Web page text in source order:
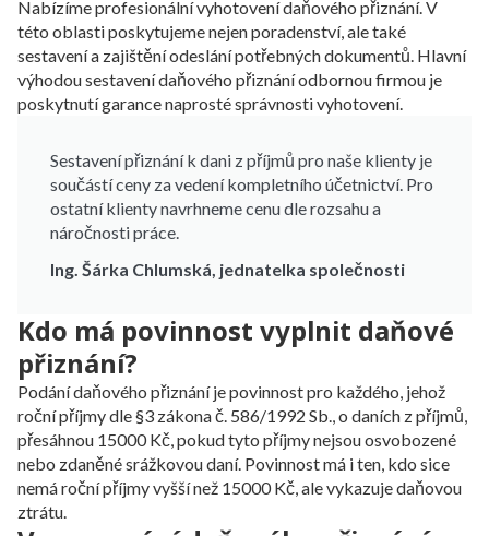
Nabízíme profesionální vyhotovení daňového přiznání. V
této oblasti poskytujeme nejen poradenství, ale také
sestavení a zajištění odeslání potřebných dokumentů. Hlavní
výhodou sestavení daňového přiznání odbornou firmou je
poskytnutí garance naprosté správnosti vyhotovení.
Sestavení přiznání k dani z příjmů pro naše klienty je
součástí ceny za vedení kompletního účetnictví. Pro
ostatní klienty navrhneme cenu dle rozsahu a
náročnosti práce.
Ing. Šárka Chlumská, jednatelka společnosti
Kdo má povinnost vyplnit daňové
přiznání?
Podání daňového přiznání je povinnost pro každého, jehož
roční příjmy dle §3 zákona č. 586/1992 Sb., o daních z příjmů,
přesáhnou 15000 Kč, pokud tyto příjmy nejsou osvobozené
nebo zdaněné srážkovou daní. Povinnost má i ten, kdo sice
nemá roční příjmy vyšší než 15000 Kč, ale vykazuje daňovou
ztrátu.